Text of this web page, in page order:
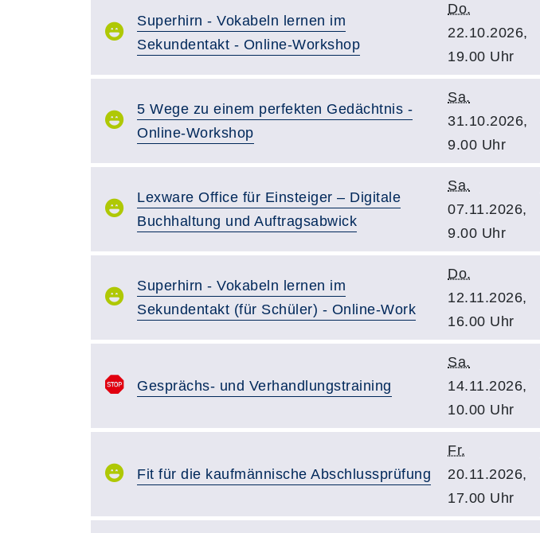
Superhirn - Vokabeln lernen im
Sekundentakt - Online-Workshop
Do.
22.10.2026,
19.00 Uhr
5 Wege zu einem perfekten Gedächtnis -
Online-Workshop
Sa.
31.10.2026,
9.00 Uhr
Lexware Office für Einsteiger – Digitale
Buchhaltung und Auftragsabwick
Sa.
07.11.2026,
9.00 Uhr
Superhirn - Vokabeln lernen im
Sekundentakt (für Schüler) - Online-Work
Do.
12.11.2026,
16.00 Uhr
Gesprächs- und Verhandlungstraining
Sa.
14.11.2026,
10.00 Uhr
Fit für die kaufmännische Abschlussprüfung
Fr.
20.11.2026,
17.00 Uhr